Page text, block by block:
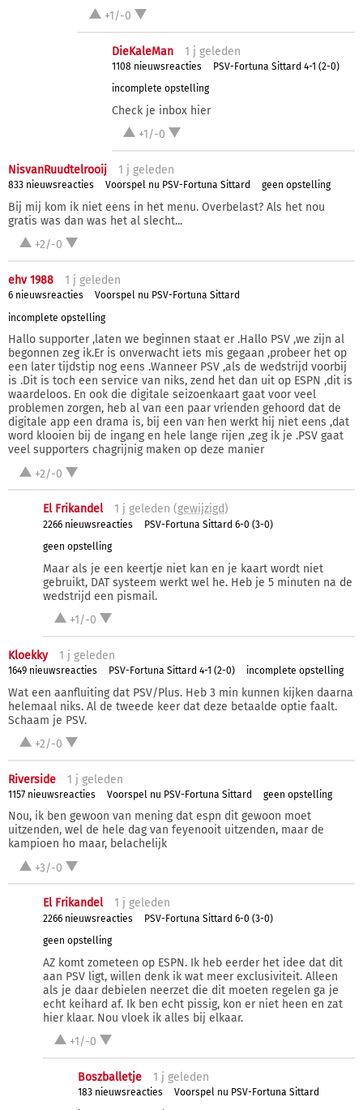
+1/-0
DieKaleMan 1 j geleden
1108 nieuwsreacties
PSV-Fortuna Sittard 4-1 (2-0)
incomplete opstelling
Check je inbox hier
+1/-0
NisvanRuudtelrooij 1 j geleden
833 nieuwsreacties Voorspel nu PSV-Fortuna Sittard geen opstelling
Bij mij kom ik niet eens in het menu. Overbelast? Als het nou
gratis was dan was het al slecht...
+2/-0
ehv 1988 1 j geleden
6 nieuwsreacties
Voorspel nu PSV-Fortuna Sittard
incomplete opstelling
Hallo supporter ,laten we beginnen staat er .Hallo PSV ,we zijn al
begonnen zeg ik.Er is onverwacht iets mis gegaan ,probeer het op
een later tijdstip nog eens .Wanneer PSV ,als de wedstrijd voorbij
is .Dit is toch een service van niks, zend het dan uit op ESPN ,dit is
waardeloos. En ook die digitale seizoenkaart gaat voor veel
problemen zorgen, heb al van een paar vrienden gehoord dat de
digitale app een drama is, bij een van hen werkt hij niet eens ,dat
word klooien bij de ingang en hele lange rijen ,zeg ik je .PSV gaat
veel supporters chagrijnig maken op deze manier
+2/-0
El Frikandel 1 j geleden (gewijzigd)
2266 nieuwsreacties
PSV-Fortuna Sittard 6-0 (3-0)
geen opstelling
Maar als je een keertje niet kan en je kaart wordt niet
gebruikt, DAT systeem werkt wel he. Heb je 5 minuten na de
wedstrijd een pismail.
+1/-0
Kloekky 1 j geleden
1649 nieuwsreacties PSV-Fortuna Sittard 4-1 (2-0) incomplete opstelling
Wat een aanfluiting dat PSV/Plus. Heb 3 min kunnen kijken daarna
helemaal niks. Al de tweede keer dat deze betaalde optie faalt.
Schaam je PSV.
+2/-0
Riverside 1 j geleden
1157 nieuwsreacties Voorspel nu PSV-Fortuna Sittard geen opstelling
Nou, ik ben gewoon van mening dat espn dit gewoon moet
uitzenden, wel de hele dag van feyenooit uitzenden, maar de
kampioen ho maar, belachelijk
+3/-0
El Frikandel 1 j geleden
2266 nieuwsreacties
PSV-Fortuna Sittard 6-0 (3-0)
geen opstelling
AZ komt zometeen op ESPN. Ik heb eerder het idee dat dit
aan PSV ligt, willen denk ik wat meer exclusiviteit. Alleen
als je daar debielen neerzet die dit moeten regelen ga je
echt keihard af. Ik ben echt pissig, kon er niet heen en zat
hier klaar. Nou vloek ik alles bij elkaar.
+1/-0
Boszballetje 1 j geleden
183 nieuwsreacties
Voorspel nu PSV-Fortuna Sittard